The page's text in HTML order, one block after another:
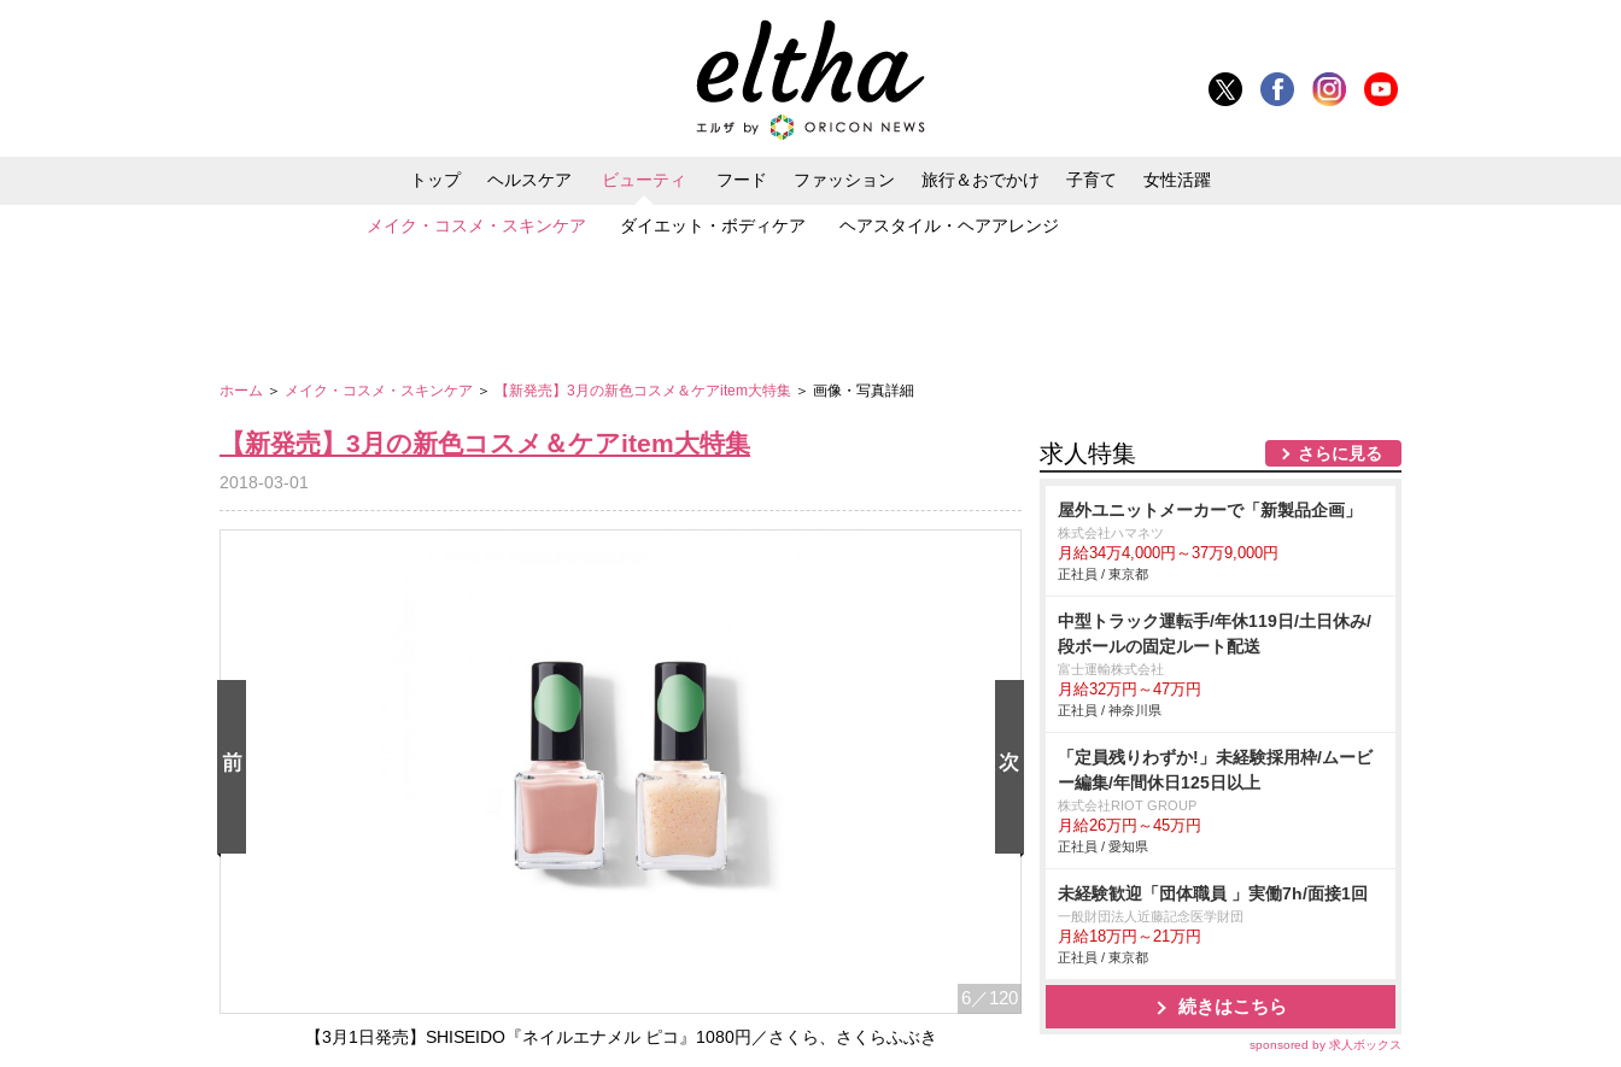
トップ ヘルスケア ビューティ
メイク・コスメ・スキンケア ダイエット・ボディケア ヘアスタイル・ヘアアレンジ
フード ファッション 旅行＆おでかけ 子育て 女性活躍
ホーム ＞ メイク・コスメ・スキンケア ＞ 【新発売】3月の新色コスメ＆ケアitem大特集 ＞ 画像・写真詳細
【新発売】3月の新色コスメ＆ケアitem大特集
2018-03-01
6 ／120
【3月1日発売】SHISEIDO『ネイルエナメル ピコ』1080円／さくら、さくらふぶき
求人特集 さらに見る
屋外ユニットメーカーで「新製品企画」
株式会社ハマネツ
月給34万4,000円～37万9,000円
正社員 / 東京都
中型トラック運転手/年休119日/土日休み/
段ボールの固定ルート配送
富士運輸株式会社
月給32万円～47万円
正社員 / 神奈川県
「定員残りわずか!」未経験採用枠/ムービ
ー編集/年間休日125日以上
株式会社RIOT GROUP
月給26万円～45万円
正社員 / 愛知県
未経験歓迎「団体職員 」実働7h/面接1回
一般財団法人近藤記念医学財団
月給18万円～21万円
正社員 / 東京都
続きはこちら
sponsored by 求人ボックス